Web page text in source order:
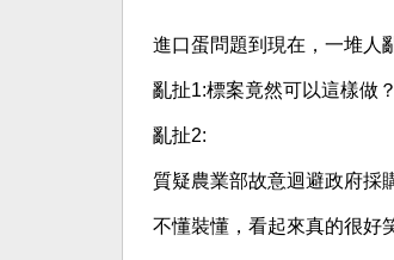
進口蛋問題到現在，一堆人
亂扯1:標案竟然可以這樣做？
亂扯2:
質疑農業部故意迴避政府採
不懂裝懂，看起來真的很好